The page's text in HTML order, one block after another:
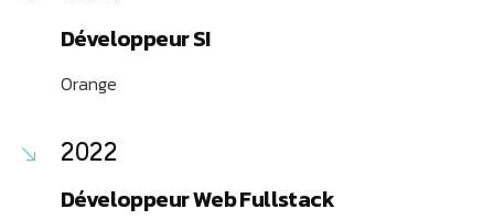
Développeur SI
Orange
2022
Développeur Web Fullstack